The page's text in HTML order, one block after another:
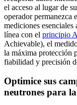
el acceso al lugar de
operador permanezca
mediciones
línea con el principio
Achievable), el
la máxima protección
fiabilidad y precisión
Optimice sus
neutrones para